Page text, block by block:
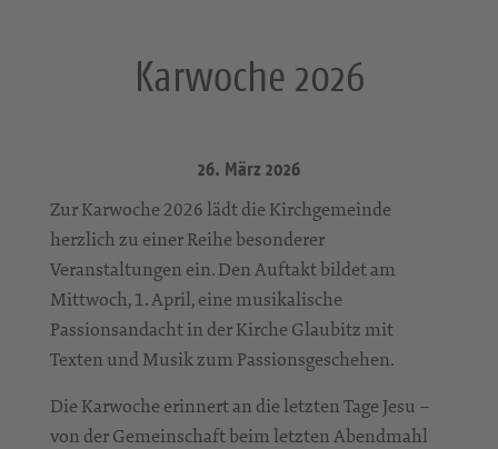
Karwoche 2026
26. März 2026
Zur Karwoche 2026 lädt die Kirchgemeinde
herzlich zu einer Reihe besonderer
Veranstaltungen ein. Den Auftakt bildet am
Mittwoch, 1. April, eine musikalische
Passionsandacht in der Kirche Glaubitz mit
Texten und Musik zum Passionsgeschehen.
Die Karwoche erinnert an die letzten Tage Jesu –
von der Gemeinschaft beim letzten Abendmahl